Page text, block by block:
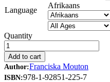
Language
Afrikaans
Quantity
Add to cart
Author:Franciska Mouton
ISBN:978-1-92851-225-7